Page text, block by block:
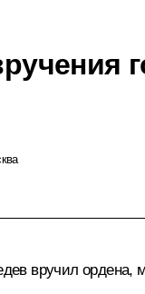
вручил ордена,